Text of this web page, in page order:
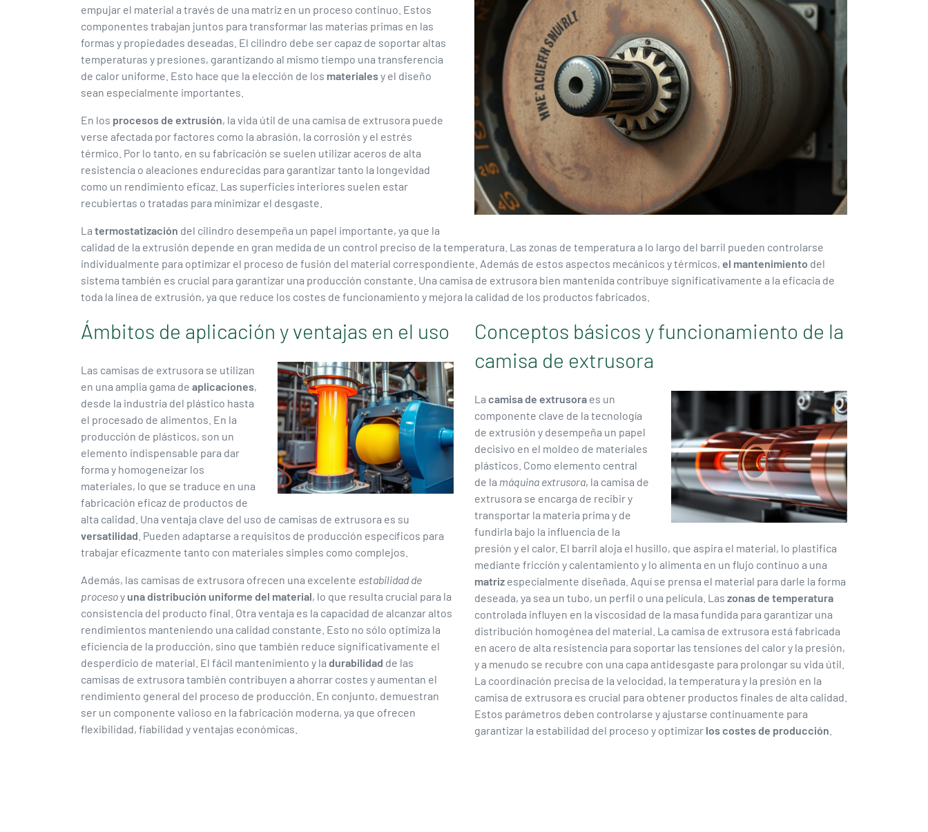
empujar el material a través de una matriz en un proceso continuo. Estos
componentes trabajan juntos para transformar las materias primas en las
formas y propiedades deseadas. El cilindro debe ser capaz de soportar altas
temperaturas y presiones, garantizando al mismo tiempo una transferencia
de calor uniforme. Esto hace que la elección de los materialesy el diseño
sean especialmente importantes.
En los procesos de extrusión, la vida útil de una camisa de extrusora puede
verse afectada por factores como la abrasión, la corrosión y el estrés
térmico. Por lo tanto, en su fabricación se suelen utilizar aceros de alta
resistencia o aleaciones endurecidas para garantizar tanto la longevidad
como un rendimiento eficaz. Las superficies interiores suelen estar
recubiertas o tratadas para minimizar el desgaste.
La termostatización del cilindro desempeña un papel importante, ya que la
calidad de la extrusión depende en gran medida de un control preciso de la temperatura. Las zonas de temperatura a lo largo del barril pueden controlarse
individualmente para optimizar el proceso de fusión del material correspondiente. Además de estos aspectos mecánicos y térmicos, el mantenimiento del
sistema también es crucial para garantizar una producción constante. Una camisa de extrusora bien mantenida contribuye significativamente a la eficacia de
toda la línea de extrusión, ya que reduce los costes de funcionamiento y mejora la calidad de los productos fabricados.
Ámbitos de aplicación y ventajas en el uso
Las camisas de extrusora se utilizan
en una amplia gama de aplicaciones,
desde la industria del plástico hasta
el procesado de alimentos. En la
producción de plásticos, son un
elemento indispensable para dar
forma y homogeneizar los
materiales, lo que se traduce en una
fabricación eficaz de productos de
alta calidad. Una ventaja clave del uso de camisas de extrusora es su
versatilidad . Pueden adaptarse a requisitos de producción específicos para
trabajar eficazmente tanto con materiales simples como complejos.
Además, las camisas de extrusora ofrecen una excelente estabilidad de
procesoy una distribución uniforme del material, lo que resulta crucial para la
consistencia del producto final. Otra ventaja es la capacidad de alcanzar altos
rendimientos manteniendo una calidad constante. Esto no sólo optimiza la
eficiencia de la producción, sino que también reduce significativamente el
desperdicio de material. El fácil mantenimiento y la durabilidad de las
camisas de extrusora también contribuyen a ahorrar costes y aumentan el
rendimiento general del proceso de producción. En conjunto, demuestran
ser un componente valioso en la fabricación moderna, ya que ofrecen
flexibilidad, fiabilidad y ventajas económicas.
Conceptos básicos y funcionamiento de la
camisa de extrusora
La camisa de extrusora es un
componente clave de la tecnología
de extrusión y desempeña un papel
decisivo en el moldeo de materiales
plásticos. Como elemento central
de la máquina extrusora, la camisa de
extrusora se encarga de recibir y
transportar la materia prima y de
fundirla bajo la influencia de la
presión y el calor. El barril aloja el husillo, que aspira el material, lo plastifica
mediante fricción y calentamiento y lo alimenta en un flujo continuo a una
matriz especialmente diseñada. Aquí se prensa el material para darle la forma
deseada, ya sea un tubo, un perfil o una película. Las zonas de temperatura
controlada influyen en la viscosidad de la masa fundida para garantizar una
distribución homogénea del material. La camisa de extrusora está fabricada
en acero de alta resistencia para soportar las tensiones del calor y la presión,
y a menudo se recubre con una capa antidesgaste para prolongar su vida útil.
La coordinación precisa de la velocidad, la temperatura y la presión en la
camisa de extrusora es crucial para obtener productos finales de alta calidad.
Estos parámetros deben controlarse y ajustarse continuamente para
garantizar la estabilidad del proceso y optimizar los costes de producción